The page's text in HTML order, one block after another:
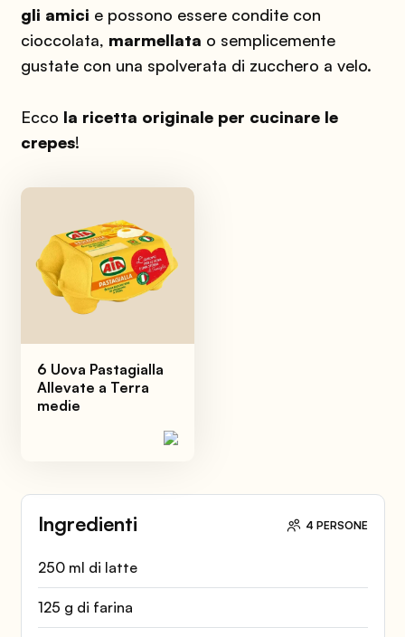
Ingredienti 4 PERSONE
250 ml di latte
125 g di farina
gli amici e possono essere condite con
cioccolata, marmellata o semplicemente
gustate con una spolverata di zucchero a velo.
Ecco la ricetta originale per cucinare le
crepes!
6 Uova Pastagialla
Allevate a Terra
medie